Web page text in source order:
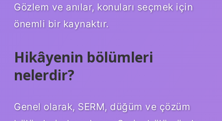
Gözlem ve anılar, konuları seçmek için
önemli bir kaynaktır.
Hikâyenin bölümleri
nelerdir?
Genel olarak, SERM, düğüm ve çözüm